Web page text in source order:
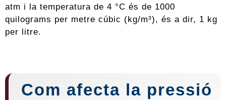
atm i la temperatura de 4 °C és de 1000
quilograms per metre cúbic (kg/m³), és a dir, 1 kg
per litre.
Com afecta la pressió